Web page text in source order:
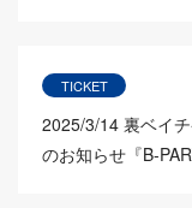
TICKET
2025/3/14 裏ベイ
のお知らせ『B-